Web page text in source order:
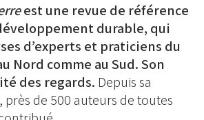
est une revue de référence
durable, qui
d’experts et praticiens du
Nord comme au Sud. Son
des regards. Depuis sa
près de 500 auteurs de toutes